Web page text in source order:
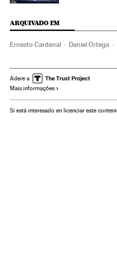
ARQUIVADO EM
Ernesto Cardenal Daniel Ortega
Adere a
Mais informações
Si está interesado en licenciar este